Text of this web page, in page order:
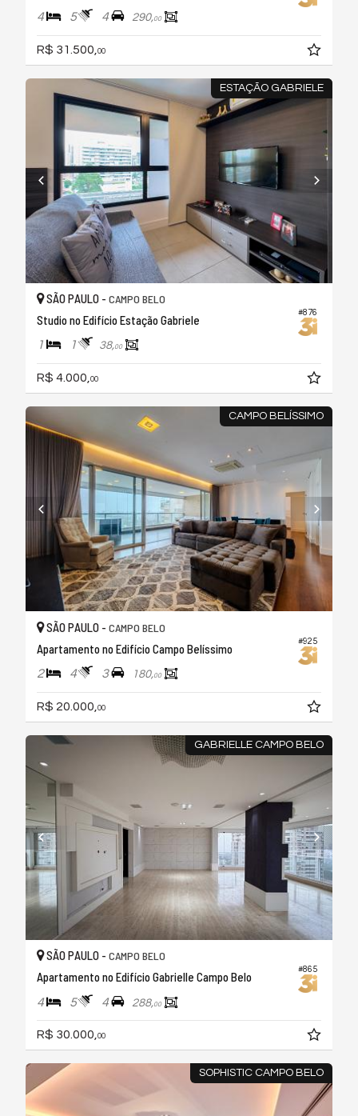
4 5 4 290,00
R$ 31.500, 00
ESTAÇÃO GABRIELE
#876
SÃO PAULO - CAMPO BELO
Studio no Edifício Estação Gabriele
1 1 38,00
R$ 4.000,00
CAMPO BELÍSSIMO
#925
SÃO PAULO - CAMPO BELO
Apartamento no Edifício Campo Belíssimo
2 4 3 180,00
R$ 20.000, 00
GABRIELLE CAMPO BELO
#865
SÃO PAULO - CAMPO BELO
Apartamento no Edifício Gabrielle Campo Belo
4 5 4 288,00
R$ 30.000,00
SOPHISTIC CAMPO BELO